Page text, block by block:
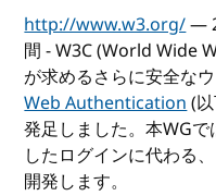
http://www.w3.org/—
間 - W3C (World Wide
が求めるさらに安全な
Web Authentication(
発足しました。本WG
したログインに代わる
開発します。